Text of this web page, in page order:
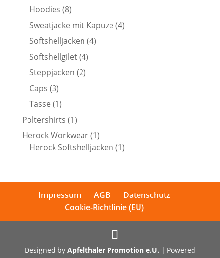
Hoodies 88
Produkte
Sweatjacke mit Kapuze 44
Softshelljacken 44
Softshellgilet 44
Steppjacken 22
Caps 33
Produkte
Tasse 11
Produkt
Poltershirts 11
Produkt
Herock Workwear 11
Produkt
Herock Softshelljacken 11
Impressum AGB
Datenschutz
Cookie-Richtlinie (EU)
Designed by Apfelthaler Promotion e.U. | Powered